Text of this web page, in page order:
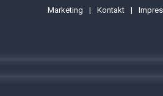
Marketing Kontakt